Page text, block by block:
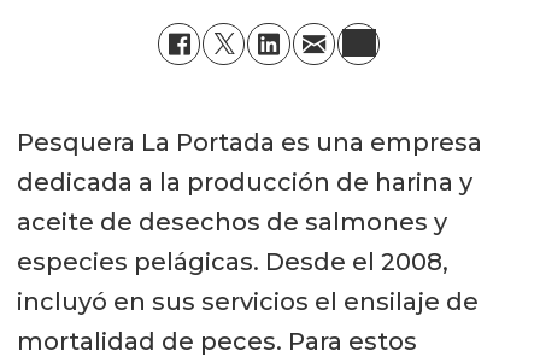
Pesquera La Portada es una empresa
dedicada a la producción de harina y
aceite de desechos de salmones y
especies pelágicas. Desde el 2008,
incluyó en sus servicios el ensilaje de
mortalidad de peces. Para estos